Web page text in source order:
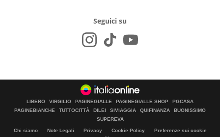
Seguici su
LIBERO VIRGILIO PAGINEGIALLE PAGINEGIALLE SHOP
PGCASA
PAGINEBIANCHE
TUTTOCITTÀ DILEI SIVIAGGIA QUIFINANZA
BUONISSIMO
SUPEREVA
Chi siamo Note Legali Privacy Cookie Policy
Preferenze sui cookie